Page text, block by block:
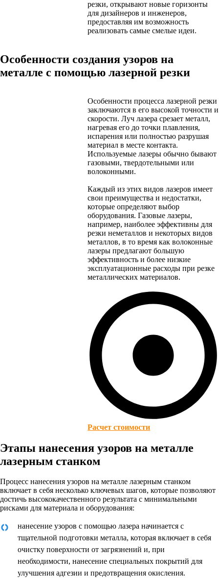
резки, открывают новые горизонты
для дизайнеров и инженеров,
предоставляя им возможность
реализовать самые смелые идеи.
Особенности создания узоров на
металле с помощью лазерной резки
Особенности процесса лазерной резки
заключаются в его высокой точности и
скорости. Луч лазера срезает металл,
нагревая его до точки плавления,
испарения или полностью разрушая
материал в месте контакта.
Используемые лазеры обычно бывают
газовыми, твердотельными или
волоконными.
Каждый из этих видов лазеров имеет
свои преимущества и недостатки,
которые определяют выбор
оборудования. Газовые лазеры,
например, наиболее эффективны для
резки неметаллов и некоторых видов
металлов, в то время как волоконные
лазеры предлагают большую
эффективность и более низкие
эксплуатационные расходы при резке
металлических материалов.
Расчет стоимости
Этапы нанесения узоров на металле
лазерным станком
Процесс нанесения узоров на металле лазерным станком
включает в себя несколько ключевых шагов, которые позволяют
достичь высококачественного результата с минимальными
рисками для материала и оборудования:
нанесение узоров с помощью лазера начинается с
тщательной подготовки металла, которая включает в себя
очистку поверхности от загрязнений и, при
необходимости, нанесение специальных покрытий для
улучшения адгезии и предотвращения окисления.